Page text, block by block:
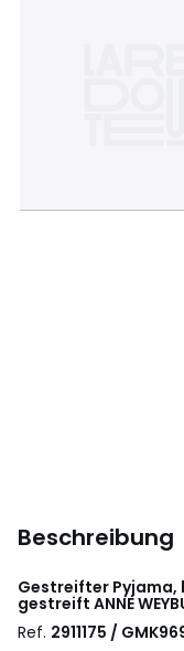
Beschreibung
Gestreifter Pyjama,
gestreift ANNE
Ref. 2911175 /